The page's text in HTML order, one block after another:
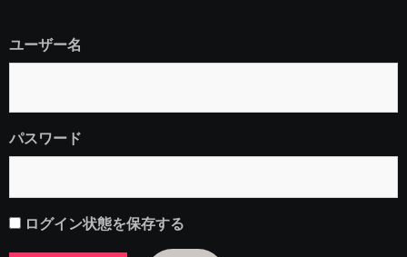
ユーザー名
パスワード
ログイン状態を保存する